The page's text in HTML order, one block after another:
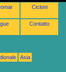
Cicloni
Contatto
Asia